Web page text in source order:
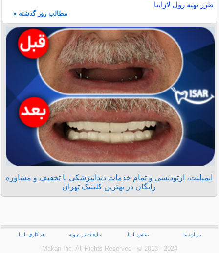
طرز تهیه رول لازانیا
مطالب روز گذشته »
ایمپلنت، ارتودنسی و تمام خدمات دندانپزشکی با تخفیف و مشاوره
رایگان در بهترین کلینیک تهران
درباره ما تماس با ما تبلیغات در بیتوته همکاری با ما
Makan Inc.‎ All Rights Reserved - © 2013 - 2024